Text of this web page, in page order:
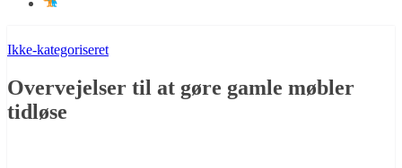
Ikke-kategoriseret
Overvejelser til at gøre gamle møbler
tidløse